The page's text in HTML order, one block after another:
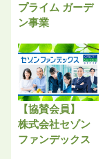
プライム ガーデ
ン事業
【協賛会員】
株式会社セゾン
ファンデックス